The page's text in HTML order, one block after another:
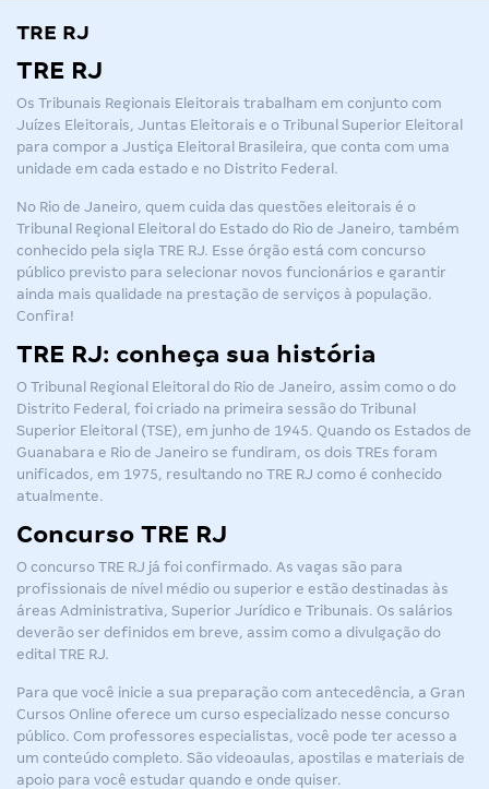
TRE RJ
TRE RJ
Os Tribunais Regionais Eleitorais trabalham em conjunto com
Juízes Eleitorais, Juntas Eleitorais e o Tribunal Superior Eleitoral
para compor a Justiça Eleitoral Brasileira, que conta com uma
unidade em cada estado e no Distrito Federal.
No Rio de Janeiro, quem cuida das questões eleitorais é o
Tribunal Regional Eleitoral do Estado do Rio de Janeiro, também
conhecido pela sigla TRE RJ. Esse órgão está com concurso
público previsto para selecionar novos funcionários e garantir
ainda mais qualidade na prestação de serviços à população.
Confira!
TRE RJ: conheça sua história
O Tribunal Regional Eleitoral do Rio de Janeiro, assim como o do
Distrito Federal, foi criado na primeira sessão do Tribunal
Superior Eleitoral (TSE), em junho de 1945. Quando os Estados de
Guanabara e Rio de Janeiro se fundiram, os dois TREs foram
unificados, em 1975, resultando no TRE RJ como é conhecido
atualmente.
Concurso TRE RJ
O concurso TRE RJ já foi confirmado. As vagas são para
profissionais de nível médio ou superior e estão destinadas às
áreas Administrativa, Superior Jurídico e Tribunais. Os salários
deverão ser definidos em breve, assim como a divulgação do
edital TRE RJ.
Para que você inicie a sua preparação com antecedência, a Gran
Cursos Online oferece um curso especializado nesse concurso
público. Com professores especialistas, você pode ter acesso a
um conteúdo completo. São videoaulas, apostilas e materiais de
apoio para você estudar quando e onde quiser.